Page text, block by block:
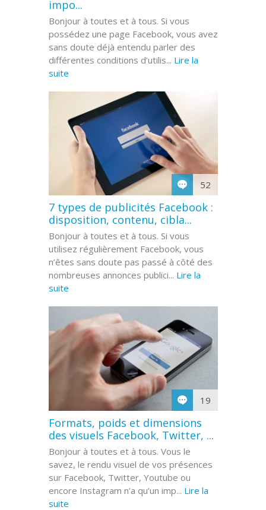
impo...
Bonjour à toutes et à tous. Si vous
possédez une page Facebook, vous avez
sans doute déjà entendu parler des
différentes conditions d’utilis... Lire la
suite
52
7 types de publicités Facebook :
disposition, contenu, cibla...
Bonjour à toutes et à tous. Si vous
utilisez régulièrement Facebook, vous
n’êtes sans doute pas passé à côté des
nombreuses annonces publici... Lire la
suite
19
Formats, poids et dimensions
des visuels Facebook, Twitter, ...
Bonjour à toutes et à tous. Vous le
savez, le rendu visuel de vos présences
sur Facebook, Twitter, Youtube ou
encore Instagram n’a qu’un imp... Lire la
suite